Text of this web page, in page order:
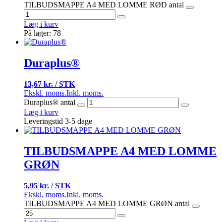
TILBUDSMAPPE A4 MED LOMME RØD antal
Læg i kurv
På lager: 78
Duraplus®
13,67 kr. / STK
Ekskl. moms.Inkl. moms.
Duraplus® antal
Læg i kurv
Leveringstid 3-5 dage
TILBUDSMAPPE A4 MED LOMME
GRØN
5,95 kr. / STK
Ekskl. moms.Inkl. moms.
TILBUDSMAPPE A4 MED LOMME GRØN antal